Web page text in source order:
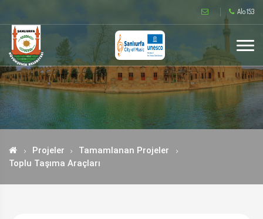
Alo 153
Projeler
Tamamlanan Projeler
Toplu Taşıma Araçları